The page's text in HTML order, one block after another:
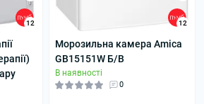
12 12
Морозильна камера Amica
GB15151W Б/В
В наявності
0